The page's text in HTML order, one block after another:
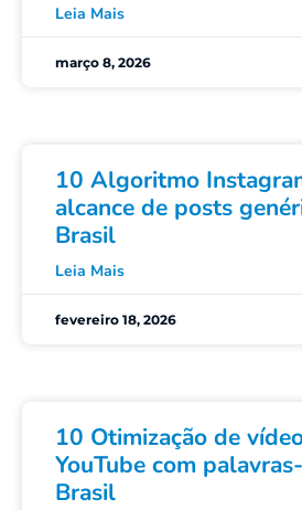
Leia Mais
março 8, 2026
10 Algoritmo
alcance de posts
Brasil
Leia Mais
fevereiro 18, 2026
10 Otimização de
YouTube com
Brasil